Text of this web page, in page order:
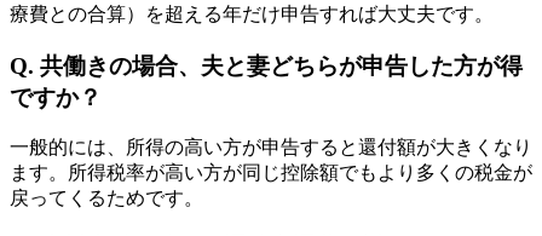
療費との合算）を超える年だけ申告すれば大丈夫です。
Q. 共働きの場合、夫と妻どちらが申告した方が得
ですか？
一般的には、所得の高い方が申告すると還付額が大きくなり
ます。所得税率が高い方が同じ控除額でもより多くの税金が
戻ってくるためです。